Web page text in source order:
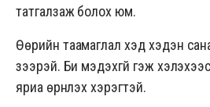
татгалзаж болох юм.
Өөрийн таамаглал хэд хэдэн
үзээрэй. Би мэдэхгүй гэж
яриа өрнүүлэх хэрэгтэй.